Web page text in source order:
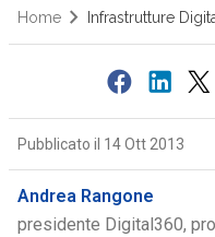
Home Infrastrutture
Pubblicato il 14 Ott 2013
Andrea Rangone
presidente Digital360,